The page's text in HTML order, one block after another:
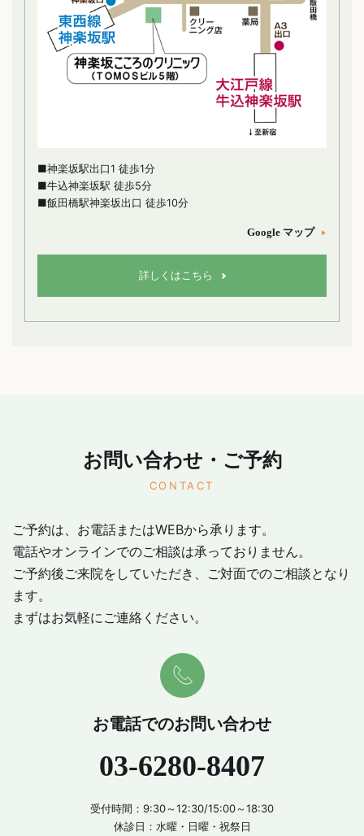
■神楽坂駅出口1 徒歩1分
■牛込神楽坂駅 徒歩5分
■飯田橋駅神楽坂出口 徒歩10分
Google マップ
詳しくはこちら
お問い合わせ・ご予約
CONTACT
ご予約は、お電話またはWEBから承ります。
電話やオンラインでのご相談は承っておりません。
ご予約後ご来院をしていただき、ご対面でのご相談となり
ます。
まずはお気軽にご連絡ください。
お電話でのお問い合わせ
03-6280-8407
受付時間：9:30～12:30/15:00～18:30
休診日：水曜・日曜・祝祭日